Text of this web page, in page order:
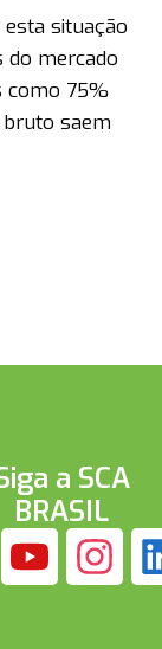
situação
mercado
como 75%
saem
a SCA
BRASIL